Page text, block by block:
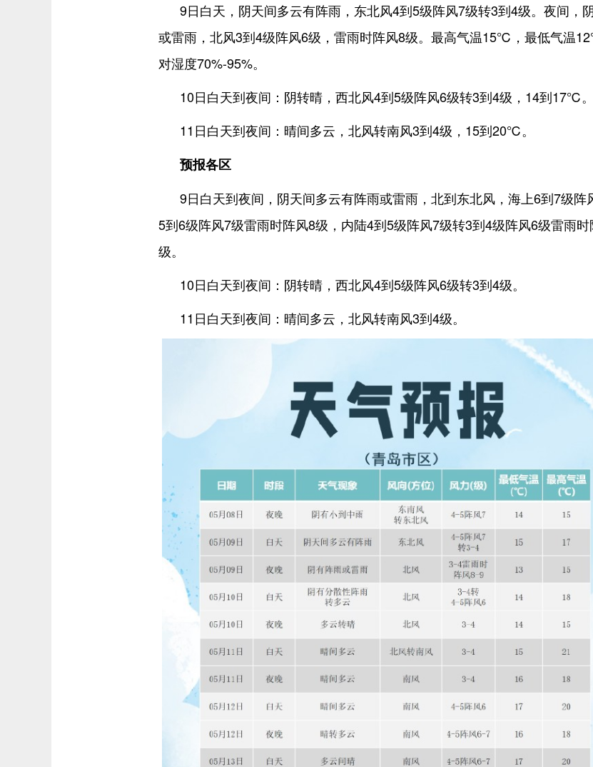
9日白天，阴天间多云有阵雨，东北风4到5级阵风7级转3到4级。夜间，
或雷雨，北风3到4级阵风6级，雷雨时阵风8级。最高气温15℃，最低气温
对湿度70%-95%。
10日白天到夜间：阴转晴，西北风4到5级阵风6级转3到4级，14到17℃。
11日白天到夜间：晴间多云，北风转南风3到4级，15到20℃。
预报各区
9日白天到夜间，阴天间多云有阵雨或雷雨，北到东北风，海上6到7级阵
5到6级阵风7级雷雨时阵风8级，内陆4到5级阵风7级转3到4级阵风6级雷雨
级。
10日白天到夜间：阴转晴，西北风4到5级阵风6级转3到4级。
11日白天到夜间：晴间多云，北风转南风3到4级。